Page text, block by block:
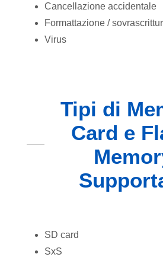
Cancellazione accidentale
Formattazione /
Virus
Tipi di
Card e
SD card
SxS